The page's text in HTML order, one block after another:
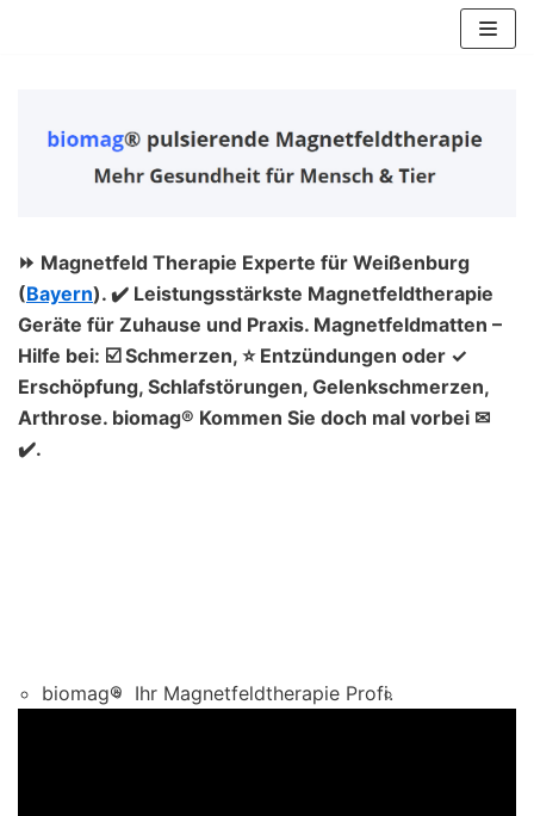
springen
⏩ Magnetfeld Therapie Experte für Weißenburg
(Bayern). ✔️ Leistungsstärkste Magnetfeldtherapie
Geräte für Zuhause und Praxis. Magnetfeldmatten –
Hilfe bei: ☑️ Schmerzen, ⭐ Entzündungen oder ✓
Erschöpfung, Schlafstörungen, Gelenkschmerzen,
Arthrose. biomag® Kommen Sie doch mal vorbei ✉
✔️.
biomag® Ihr Magnetfeldtherapie Profi.